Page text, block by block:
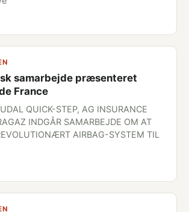
samarbejde præsenteret
France
QUICK-STEP, AG INSURANCE
INDGÅR SAMARBEJDE OM AT
AIRBAG-SYSTEM TIL